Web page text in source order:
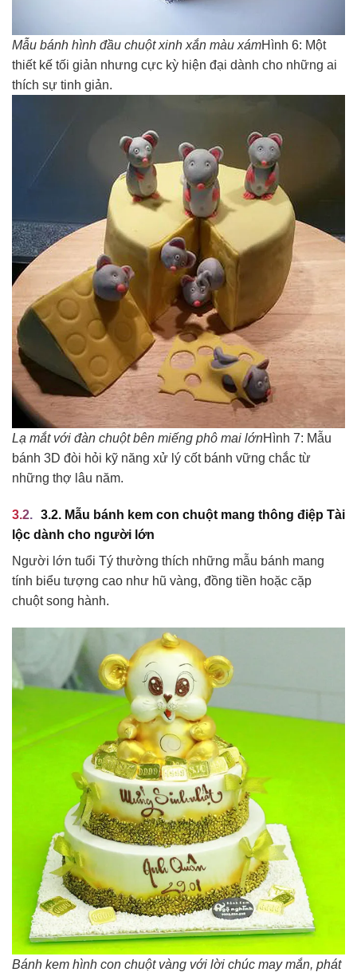
Mẫu bánh hình đầu chuột xinh xắn màu xámHình 6: Một
thiết kế tối giản nhưng cực kỳ hiện đại dành cho những ai
thích sự tinh giản.
Lạ mắt với đàn chuột bên miếng phô mai lớnHình 7: Mẫu
bánh 3D đòi hỏi kỹ năng xử lý cốt bánh vững chắc từ
những thợ lâu năm.
3.2. Mẫu bánh kem con chuột mang thông điệp Tài
lộc dành cho người lớn
Người lớn tuổi Tý thường thích những mẫu bánh mang
tính biểu tượng cao như hũ vàng, đồng tiền hoặc cặp
chuột song hành.
Bánh kem hình con chuột vàng với lời chúc may mắn, phát